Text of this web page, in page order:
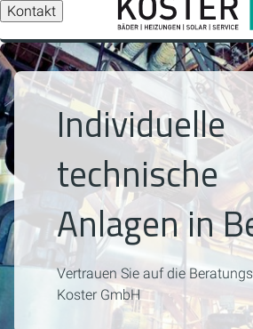
Kontakt
Individuelle
technische
Anlagen in
Vertrauen Sie auf die
Koster GmbH